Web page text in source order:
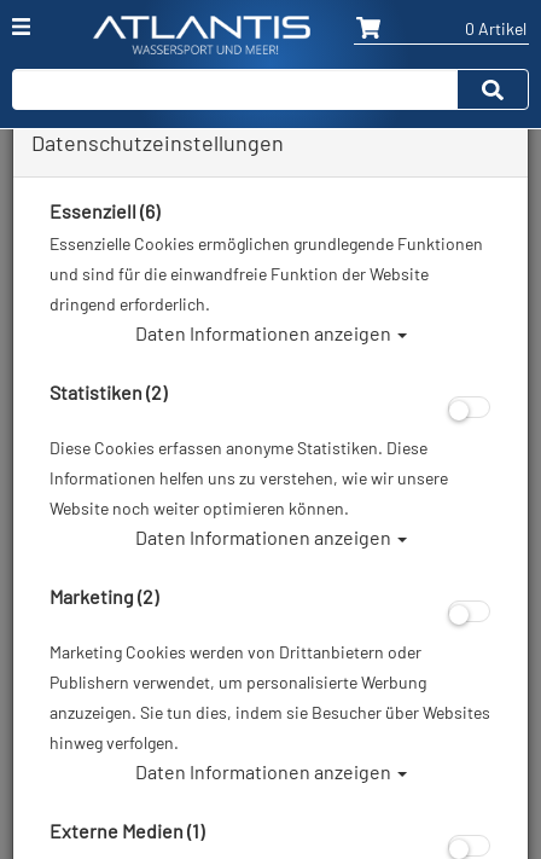
0 Artikel
Zurück
Neoprenanzug - Größe: S/2
Datenschutzeinstellungen
Essenziell (6)
Essenzielle Cookies ermöglichen grundlegende Funktionen
und sind für die einwandfreie Funktion der Website
dringend erforderlich.
Daten Informationen anzeigen
Statistiken (2)
Diese Cookies erfassen anonyme Statistiken. Diese
Informationen helfen uns zu verstehen, wie wir unsere
Website noch weiter optimieren können.
Daten Informationen anzeigen
Marketing (2)
Marketing Cookies werden von Drittanbietern oder
Publishern verwendet, um personalisierte Werbung
anzuzeigen. Sie tun dies, indem sie Besucher über Websites
hinweg verfolgen.
Daten Informationen anzeigen
Externe Medien (1)